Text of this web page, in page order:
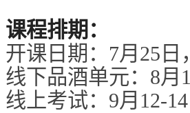
课程排期：
开课日期：7月25日
线下品酒单元：8月
线上考试：9月12-14